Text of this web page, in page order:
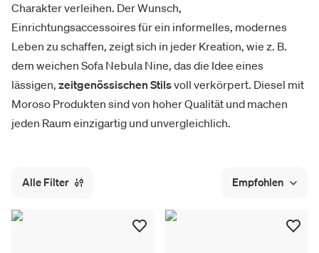
Charakter verleihen. Der Wunsch,
Einrichtungsaccessoires für ein informelles, modernes
Leben zu schaffen, zeigt sich in jeder Kreation, wie z. B.
dem weichen Sofa Nebula Nine, das die Idee eines
lässigen, zeitgenössischen Stilsvoll verkörpert. Diesel mit
Moroso Produkten sind von hoher Qualität und machen
jeden Raum einzigartig und unvergleichlich.
Alle Filter Empfohlen